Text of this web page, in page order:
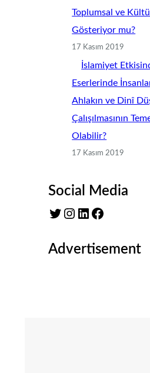
Toplumsal ve
Gösteriyor mu?
17 Kasım 2019
İslamiyet
Eserlerinde
Ahlakın ve Dinî
Çalışılmasının
Olabilir?
17 Kasım 2019
Social Media
Twitter
Instagram LinkedIn Facebook
Advertisement